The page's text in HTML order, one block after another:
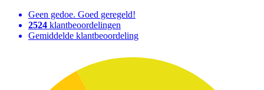
Geen gedoe. Goed geregeld!
2524 klantbeoordelingen
Gemiddelde klantbeoordeling